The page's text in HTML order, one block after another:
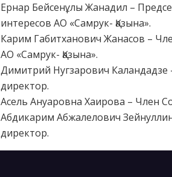
Ернар Бейсенұлы Жанадил –
интересов АО «Самрук- Қазына».
Карим Габитханович Жанасов –
АО «Самрук- Қазына».
Димитрий Нугзарович
директор.
Асель Ануаровна Хаирова – Член
Абдикарим Абжалелович
директор.